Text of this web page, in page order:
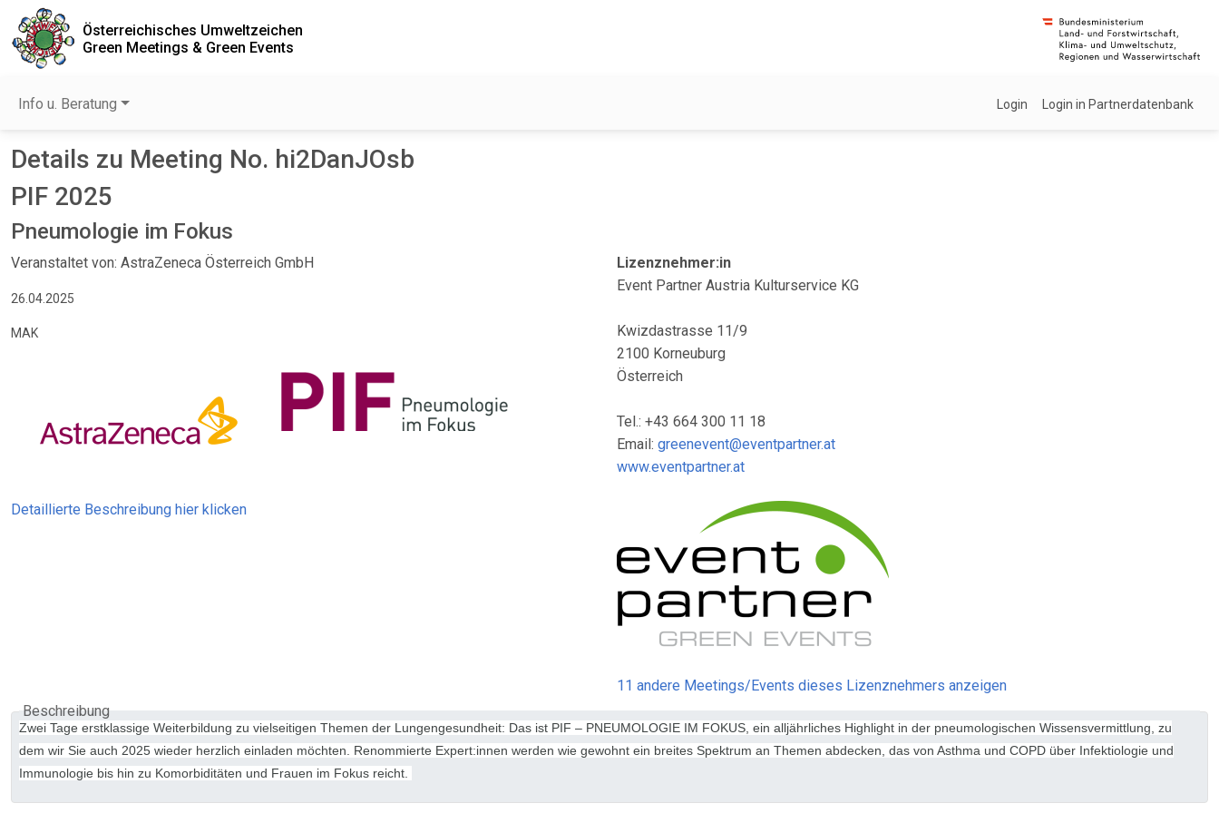
Österreichisches Umweltzeichen
Green Meetings & Green Events
Info u. Beratung Login Login in Partnerdatenbank
Details zu Meeting No. hi2DanJOsb
PIF 2025
Pneumologie im Fokus
Veranstaltet von: AstraZeneca Österreich GmbH
26.04.2025
MAK
Detaillierte Beschreibung hier klicken
Lizenznehmer:in
Event Partner Austria Kulturservice KG
Kwizdastrasse 11/9
2100 Korneuburg
Österreich
Tel.: +43 664 300 11 18
Email: greenevent@eventpartner.at
www.eventpartner.at
11 andere Meetings/Events dieses Lizenznehmers anzeigen
Beschreibung
Zwei Tage erstklassige Weiterbildung zu vielseitigen Themen der Lungengesundheit: Das ist PIF – PNEUMOLOGIE IM FOKUS, ein alljährliches Highlight in der pneumologischen Wissensvermittlung, zu
dem wir Sie auch 2025 wieder herzlich einladen möchten. Renommierte Expert:innen werden wie gewohnt ein breites Spektrum an Themen abdecken, das von Asthma und COPD über Infektiologie und
Immunologie bis hin zu Komorbiditäten und Frauen im Fokus reicht.